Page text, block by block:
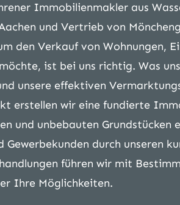
Immobilienmakler aus
und Vertrieb von
den Verkauf von Wohnungen,
ist bei uns richtig. Was
unsere effektiven
erstellen wir eine fundierte
und unbebauten
durch unseren
führen wir mit
Ihre Möglichkeiten.